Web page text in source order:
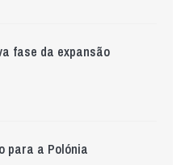
fase da expansão
para a Polónia